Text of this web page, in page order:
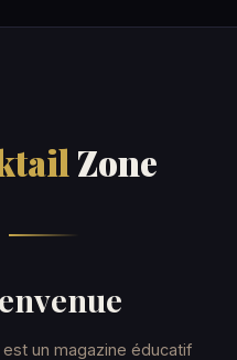
Zone
un magazine éducatif